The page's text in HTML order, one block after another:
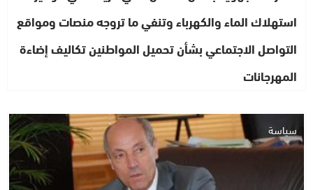
استهلاك الماء والكهرباء وتنفي ما تروجه منصات ومواقع
التواصل الاجتماعي بشأن تحميل المواطنين تكاليف إضاءة
المهرجانات
سياسة